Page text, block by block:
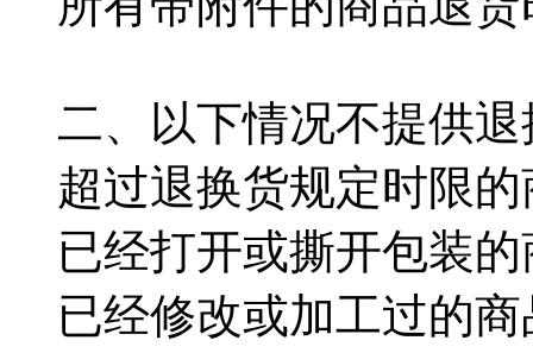
二、以下情况不提供
超过退换货规定时限
已经打开或撕开包装
已经修改或加工过的商